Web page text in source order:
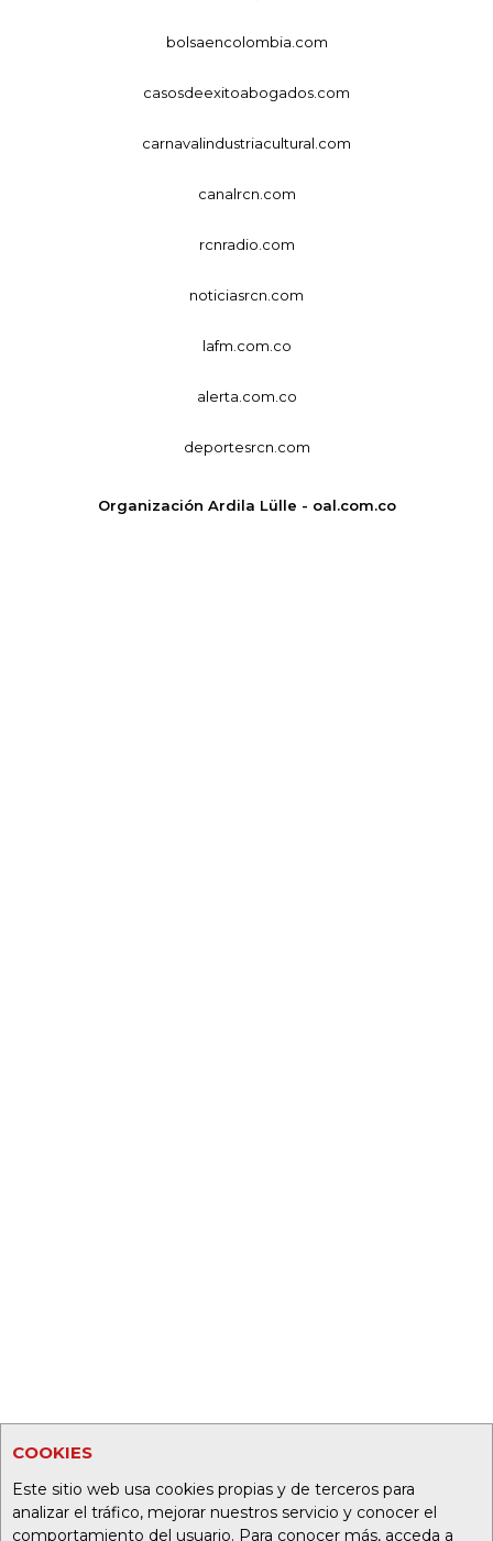
COOKIES
Este sitio web usa cookies propias y de terceros para
analizar el tráfico, mejorar nuestros servicio y conocer el
comportamiento del usuario. Para conocer más, acceda a
bolsaencolombia.com
casosdeexitoabogados.com
carnavalindustriacultural.com
canalrcn.com
rcnradio.com
noticiasrcn.com
lafm.com.co
alerta.com.co
deportesrcn.com
Organización Ardila Lülle - oal.com.co